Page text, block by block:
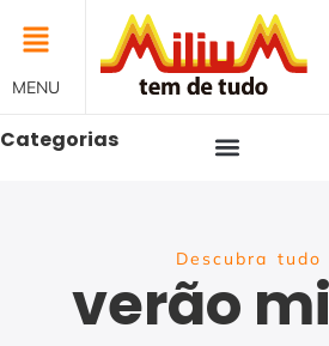
MENU
Categorias
Descubra tudo
verão